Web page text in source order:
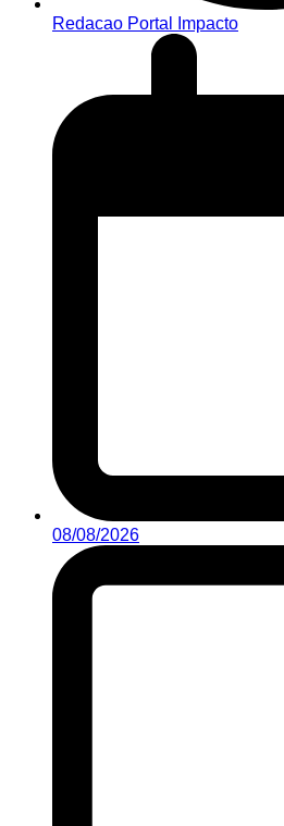
Redacao Portal Impacto
08/08/2026